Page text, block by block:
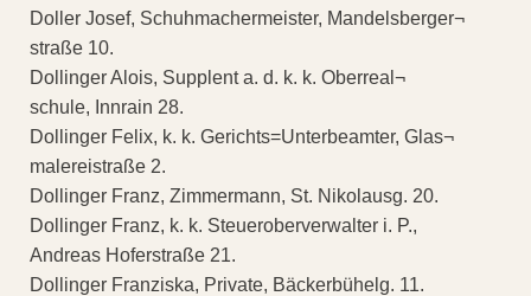
Doller Josef, Schuhmachermeister, Mandelsberger¬
straße 10.
Dollinger Alois, Supplent a. d. k. k. Oberreal¬
schule, Innrain 28.
Dollinger Felix, k. k. Gerichts=Unterbeamter, Glas¬
malereistraße 2.
Dollinger Franz, Zimmermann, St. Nikolausg. 20.
Dollinger Franz, k. k. Steueroberverwalter i. P.,
Andreas Hoferstraße 21.
Dollinger Franziska, Private, Bäckerbühelg. 11.